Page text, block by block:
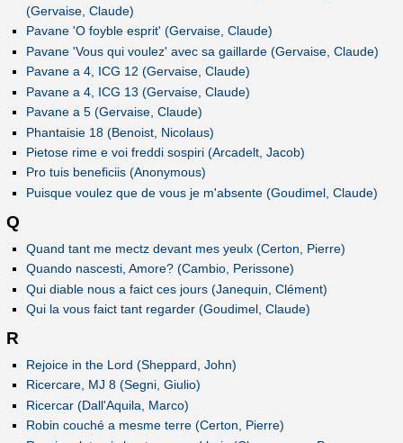
(Gervaise, Claude)
Pavane 'O foyble esprit' (Gervaise, Claude)
Pavane 'Vous qui voulez' avec sa gaillarde (Gervaise, Claude)
Pavane a 4, ICG 12 (Gervaise, Claude)
Pavane a 4, ICG 13 (Gervaise, Claude)
Pavane a 5 (Gervaise, Claude)
Phantaisie 18 (Benoist, Nicolaus)
Pietose rime e voi freddi sospiri (Arcadelt, Jacob)
Pro tuis beneficiis (Anonymous)
Puisque voulez que de vous je m'absente (Goudimel, Claude)
Q
Quand tant me mectz devant mes yeulx (Certon, Pierre)
Quando nascesti, Amore? (Cambio, Perissone)
Qui diable nous a faict ces jours (Janequin, Clément)
Qui la vous faict tant regarder (Goudimel, Claude)
R
Rejoice in the Lord (Sheppard, John)
Ricercare, MJ 8 (Segni, Giulio)
Ricercar (Dall'Aquila, Marco)
Robin couché a mesme terre (Certon, Pierre)